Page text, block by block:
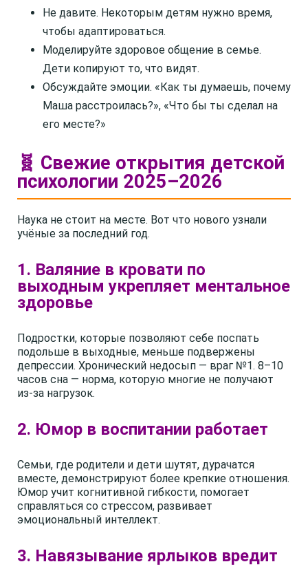
Не давите. Некоторым детям нужно время,
чтобы адаптироваться.
Моделируйте здоровое общение в семье.
Дети копируют то, что видят.
Обсуждайте эмоции. «Как ты думаешь, почему
Маша расстроилась?», «Что бы ты сделал на
его месте?»
🧬 Свежие открытия детской
психологии 2025–2026
Наука не стоит на месте. Вот что нового узнали
учёные за последний год.
1. Валяние в кровати по
выходным укрепляет ментальное
здоровье
Подростки, которые позволяют себе поспать
подольше в выходные, меньше подвержены
депрессии. Хронический недосып — враг №1. 8–10
часов сна — норма, которую многие не получают
из-за нагрузок.
2. Юмор в воспитании работает
Семьи, где родители и дети шутят, дурачатся
вместе, демонстрируют более крепкие отношения.
Юмор учит когнитивной гибкости, помогает
справляться со стрессом, развивает
эмоциональный интеллект.
3. Навязывание ярлыков вредит